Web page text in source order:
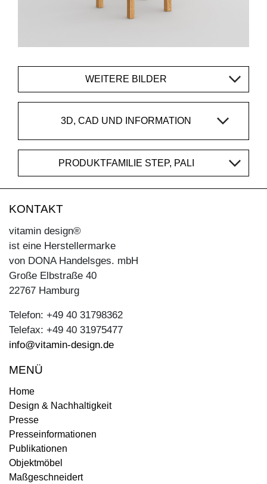
WEITERE BILDER
3D, CAD UND INFORMATION
PRODUKTFAMILIE STEP, PALI
KONTAKT
vitamin design®
ist eine Herstellermarke
von DONA Handelsges. mbH
Große Elbstraße 40
22767 Hamburg
Telefon: +49 40 31798362
Telefax: +49 40 31975477
info@vitamin-design.de
MENÜ
Home
Design & Nachhaltigkeit
Presse
Presseinformationen
Publikationen
Objektmöbel
Maßgeschneidert